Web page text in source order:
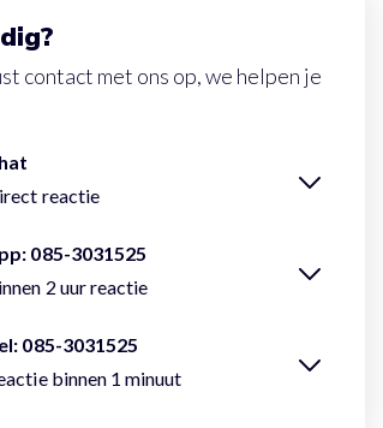
contact met ons op, we helpen je
reactie
085-3031525
2 uur reactie
085-3031525
binnen 1 minuut